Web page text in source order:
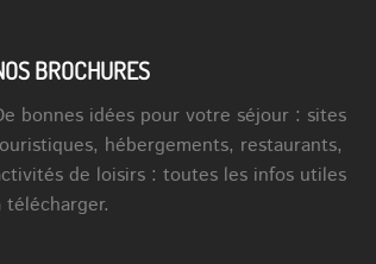
BROCHURES
bonnes idées pour votre séjour : sites
hébergements, restaurants,
de loisirs : toutes les infos utiles
télécharger.